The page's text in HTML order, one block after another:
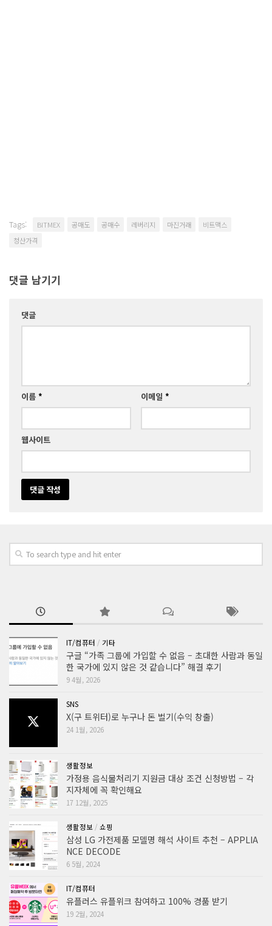
Tags: BITMEX 공매도 공매수 레버리지 마진거래
비트맥스
청산가격
댓글 남기기
댓글
이름 * 이메일 *
웹사이트
IT/컴퓨터 / 기타
구글 “가족 그룹에 가입할 수 없음 – 초대한 사람과 동일
한 국가에 있지 않은 것 같습니다” 해결 후기
9 4월, 2026
SNS
X(구 트위터)로 누구나 돈 벌기(수익 창출)
24 1월, 2026
생활정보
가정용 음식물처리기 지원금 대상 조건 신청방법 – 각
지자체에 꼭 확인해요
17 12월, 2025
생활정보 / 쇼핑
삼성 LG 가전제품 모델명 해석 사이트 추천 – APPLIA
NCE DECODE
6 5월, 2024
IT/컴퓨터
유플러스 유플위크 참여하고 100% 경품 받기
19 2월, 2024